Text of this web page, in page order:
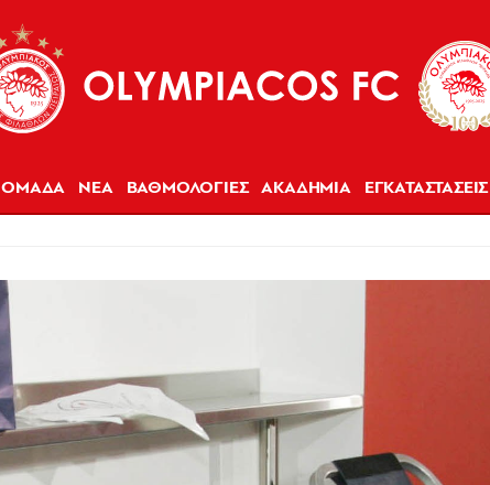
ΟΜΑΔΑ ΝΕΑ ΒΑΘΜΟΛΟΓΙΕΣ ΑΚΑΔΗΜΙΑ ΕΓΚΑΤΑΣΤΑΣΕΙΣ